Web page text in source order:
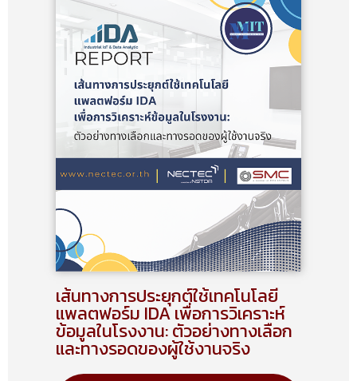
เส้นทางการประยุกต์ใช้เทคโนโลยี
แพลตฟอร์ม IDA เพื่อการวิเคราะห์
ข้อมูลในโรงงาน: ตัวอย่างทางเลือก
และทางรอดของผู้ใช้งานจริง